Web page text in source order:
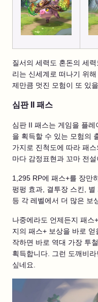
질서의 세력도 혼돈의 세
리는 신세계로 떠나기 위
제만큼 멋진 모험이 또 있
심판 II 패스
심판 II 패스는 게임을 플
을 획득할 수 있는 모험의
가지로 진척도에 따라 패
마다 감정표현과 꼬마 전
1,295 RP에 패스+를 장만
펑펑 효과, 결투장 스킨,
등 각 레벨에서 더 많은 보
나중에라도 언제든지 패스
지의 패스+ 보상을 바로
작하면 바로 역대 가장 투
획득합니다. 그런 도깨비
싶네요.